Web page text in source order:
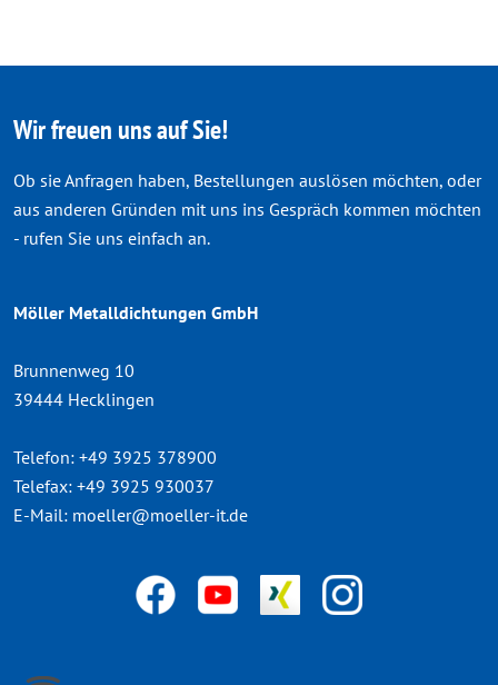
Wir freuen uns auf Sie!
Ob sie Anfragen haben, Bestellungen auslösen möchten, oder
aus anderen Gründen mit uns ins Gespräch kommen möchten
- rufen Sie uns einfach an.
Möller Metalldichtungen GmbH
Brunnenweg 10
39444 Hecklingen
Telefon: +49 3925 378900
Telefax: +49 3925 930037
E-Mail: moeller@moeller-it.de